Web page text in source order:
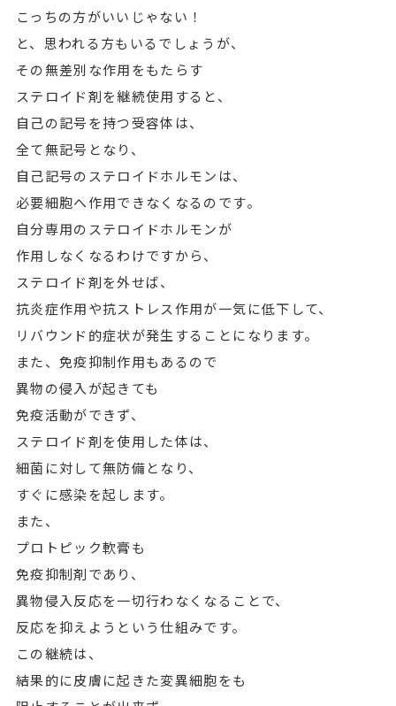
こっちの方がいいじゃない！
と、思われる方もいるでしょうが、
その無差別な作用をもたらす
ステロイド剤を継続使用すると、
自己の記号を持つ受容体は、
全て無記号となり、
自己記号のステロイドホルモンは、
必要細胞へ作用できなくなるのです。
自分専用のステロイドホルモンが
作用しなくなるわけですから、
ステロイド剤を外せば、
抗炎症作用や抗ストレス作用が一気に低下して、
リバウンド的症状が発生することになります。
また、免疫抑制作用もあるので
異物の侵入が起きても
免疫活動ができず、
ステロイド剤を使用した体は、
細菌に対して無防備となり、
すぐに感染を起します。
また、
プロトピック軟膏も
免疫抑制剤であり、
異物侵入反応を一切行わなくなることで、
反応を抑えようという仕組みです。
この継続は、
結果的に皮膚に起きた変異細胞をも